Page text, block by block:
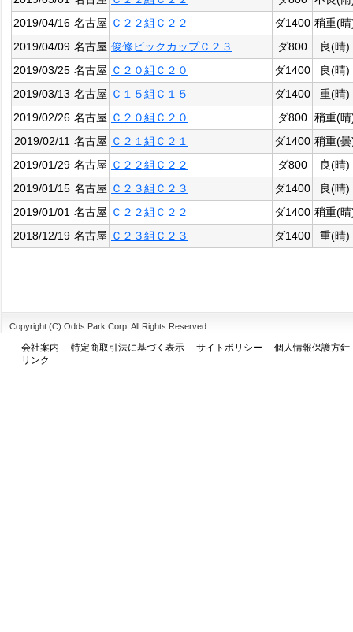
2019/04/16 名古屋 Ｃ２２組Ｃ２２ ダ1400 稍重(
2019/04/09 名古屋 俊修ビックカップＣ２３ ダ800
良(晴)
2019/03/25 名古屋 Ｃ２０組Ｃ２０ ダ1400
良(晴)
2019/03/13 名古屋 Ｃ１５組Ｃ１５ ダ1400
重(晴)
2019/02/26 名古屋 Ｃ２０組Ｃ２０ ダ800 稍重(
2019/02/11 名古屋 Ｃ２１組Ｃ２１ ダ1400 稍重(
2019/01/29 名古屋 Ｃ２２組Ｃ２２ ダ800
良(晴)
2019/01/15 名古屋 Ｃ２３組Ｃ２３ ダ1400
良(晴)
2019/01/01 名古屋 Ｃ２２組Ｃ２２ ダ1400 稍重(
2018/12/19 名古屋 Ｃ２３組Ｃ２３ ダ1400 重(晴)
Copyright (C) Odds Park Corp. All Rights Reserved.
会社案内 特定商取引法に基づく表示 サイトポリシー
個人情報保護方針
リンク